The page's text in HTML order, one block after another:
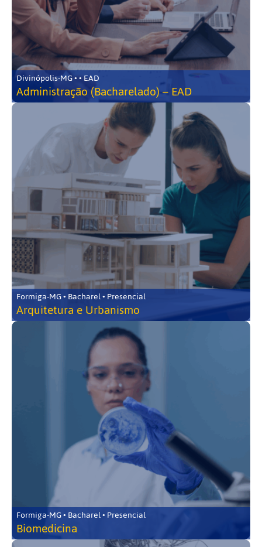
Divinópolis-MG • • EAD
Administração (Bacharelado) – EAD
Formiga-MG • Bacharel • Presencial
Arquitetura e Urbanismo
Formiga-MG • Bacharel • Presencial
Biomedicina